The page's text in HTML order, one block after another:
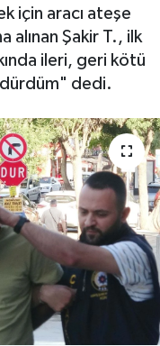
için aracı ateşe
alınan Şakir T., ilk
ileri, geri kötü
dedi.